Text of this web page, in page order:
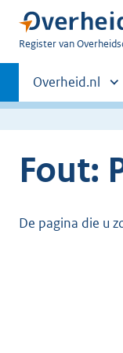
U
Register van
Primaire
navigatie
Andere
sites
Overheid.nl
Fout:
De pagina die u